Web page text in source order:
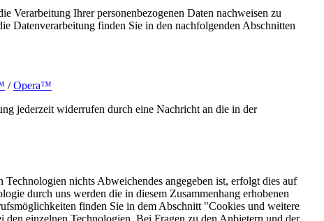
Ihrer personenbezogenen Daten nachweisen zu
Datenverarbeitung finden Sie in den nachfolgenden Abschnitten
/Opera™
jederzeit widerrufen durch eine Nachricht an die in der
nichts Abweichendes angegeben ist, erfolgt dies auf
durch uns werden die in diesem Zusammenhang erhobenen
finden Sie in dem Abschnitt "Cookies und weitere
einzelnen Technologien. Bei Fragen zu den Anbietern und der